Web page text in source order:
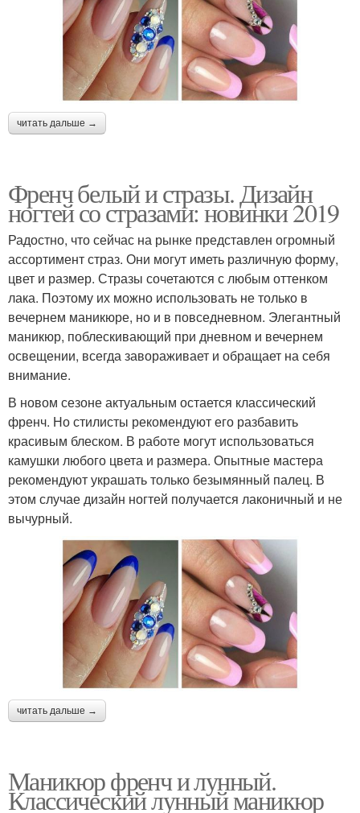
читать дальше →
Френч белый и стразы. Дизайн
ногтей со стразами: новинки 2019
Радостно, что сейчас на рынке представлен огромный
ассортимент страз. Они могут иметь различную форму,
цвет и размер. Стразы сочетаются с любым оттенком
лака. Поэтому их можно использовать не только в
вечернем маникюре, но и в повседневном. Элегантный
маникюр, поблескивающий при дневном и вечернем
освещении, всегда завораживает и обращает на себя
внимание.
В новом сезоне актуальным остается классический
френч. Но стилисты рекомендуют его разбавить
красивым блеском. В работе могут использоваться
камушки любого цвета и размера. Опытные мастера
рекомендуют украшать только безымянный палец. В
этом случае дизайн ногтей получается лаконичный и не
вычурный.
читать дальше →
Маникюр френч и лунный.
Классический лунный маникюр